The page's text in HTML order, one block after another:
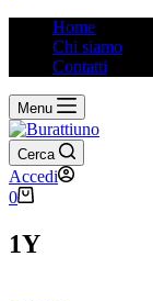
Home
Chi siamo
Contatti
Menu
Cerca
Accedi
0
1Y